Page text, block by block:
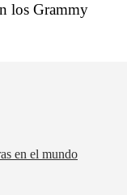
los Grammy
en el mundo